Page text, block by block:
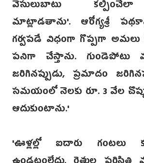
వెసులుబాటు కల్పించేలా
మాట్లాడతాను'. ఆరోగ్యశ్రీ
గర్వపడే విధంగా గొప్పగా
పనిగా చేస్తాను. గుండెపోటు
జరిగినప్పుడు, ప్రమాదం
సమయంలో నెలకు రూ. 3 వేల
ఆదుకుంటాను.'
'ఊళ్లల్లో ఐదారు గంటలు